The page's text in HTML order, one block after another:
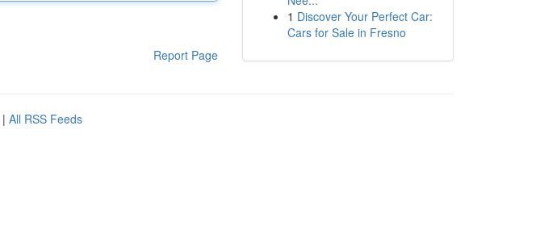
Report Page
1 Discover Your Perfect Car:
Cars for Sale in Fresno
| All RSS Feeds